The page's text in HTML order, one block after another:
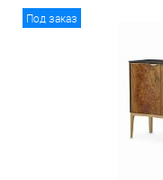
Под заказ